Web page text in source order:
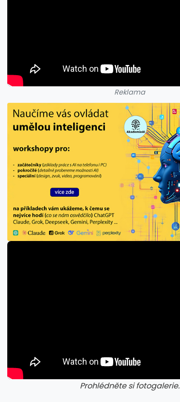
Reklama
Prohlédněte si fotogalerie.